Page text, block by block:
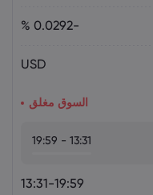
-0.0292 %
USD
السوق مغلق
13:31 - 19:59
13:31-19:59